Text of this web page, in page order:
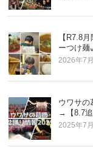
【R7.8
ーつけ麺
2026年7
ウワサの
→【8.7追
2025年7